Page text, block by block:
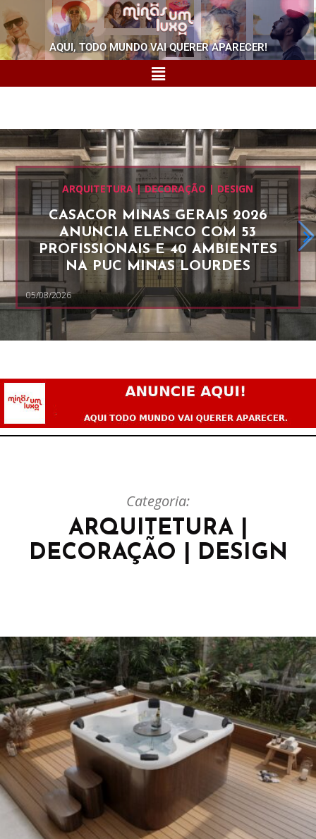
AQUI, TODO MUNDO VAI QUERER APARECER!
ARQUITETURA | DECORAÇÃO | DESIGN
CASACOR MINAS GERAIS 2026
ANUNCIA ELENCO COM 53
PROFISSIONAIS E 40 AMBIENTES
NA PUC MINAS LOURDES
05/08/2026
Categoria:
ARQUITETURA |
DECORAÇÃO | DESIGN